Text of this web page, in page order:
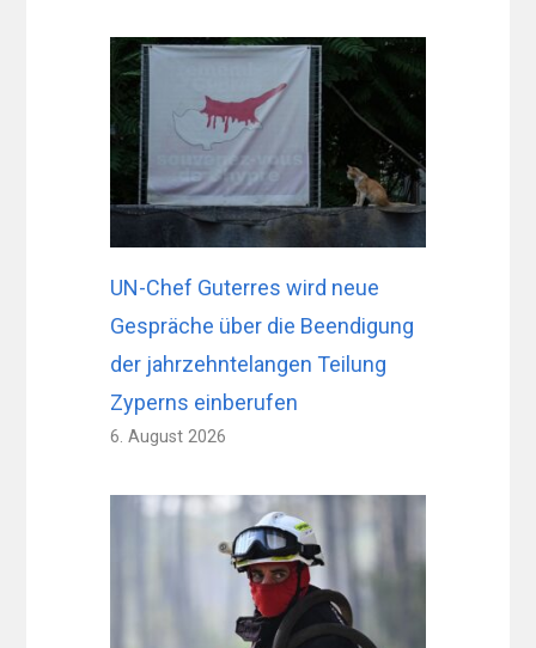
UN-Chef Guterres wird neue
Gespräche über die Beendigung
der jahrzehntelangen Teilung
Zyperns einberufen
6. August 2026